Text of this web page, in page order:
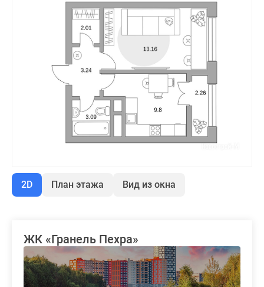
2D План этажа Вид из окна
ЖК «Гранель Пехра»